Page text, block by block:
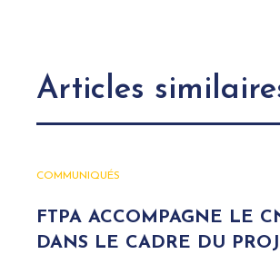
Articles
COMMUNIQUÉS
FTPA ACCOMPAGNE LE
DANS LE CADRE DU